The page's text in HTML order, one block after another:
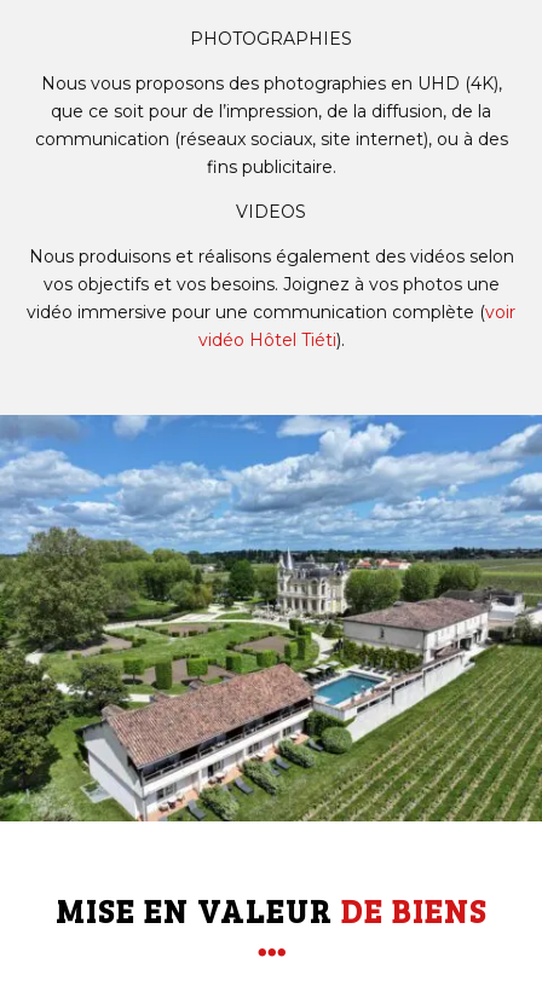
PHOTOGRAPHIES
Nous vous proposons des photographies en UHD (4K),
que ce soit pour de l’impression, de la diffusion, de la
communication (réseaux sociaux, site internet), ou à des
fins publicitaire.
VIDEOS
Nous produisons et réalisons également des vidéos selon
vos objectifs et vos besoins. Joignez à vos photos une
vidéo immersive pour une communication complète (voir
vidéo Hôtel Tiéti).
MISE EN VALEUR DE BIENS
